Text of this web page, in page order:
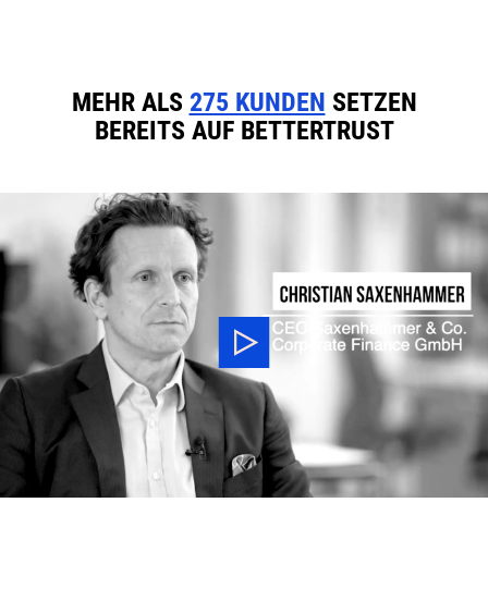
MEHR ALS 275 KUNDEN SETZEN
BEREITS AUF BETTERTRUST